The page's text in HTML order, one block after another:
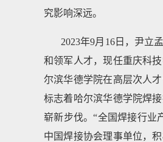
究影响深远。
2023年9月16日，尹立
和领军人才，现任重庆科
尔滨华德学院在高层次人
标志着哈尔滨华德学院焊
崭新步伐。“全国焊接行业
中国焊接协会理事单位，